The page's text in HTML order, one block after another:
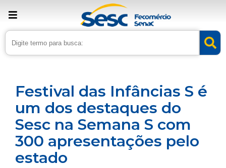
› Home › Noticias
Festival das Infâncias S é
um dos destaques do
Sesc na Semana S com
300 apresentações pelo
estado